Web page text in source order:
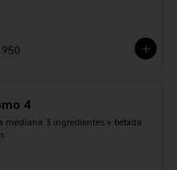
4
mediana 3 ingredientes + bebida